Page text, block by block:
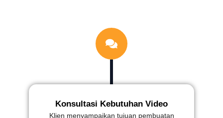
Konsultasi Kebutuhan Video
Klien menyampaikan tujuan pembuatan